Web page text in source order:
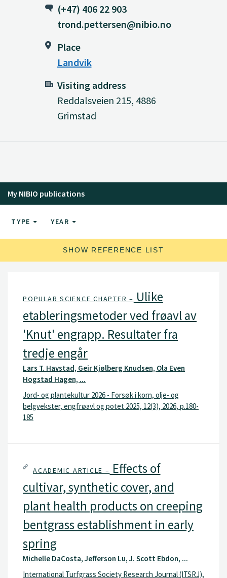
(+47) 406 22 903
trond.pettersen@nibio.no
Place
Landvik
Visiting address
Reddalsveien 215, 4886
Grimstad
My NIBIO publications
TYPE YEAR
SHOW REFERENCE LIST
POPULAR SCIENCE CHAPTER – Ulike
etableringsmetoder ved frøavl av
'Knut' engrapp. Resultater fra
tredje engår
Lars T. Havstad, Geir Kjølberg Knudsen, Ola Even
Hogstad Hagen, ...
Jord- og plantekultur 2026 - Forsøk i korn, olje- og
belgvekster, engfrøavl og potet 2025, 12(3), 2026, p.180-
185
ACADEMIC ARTICLE – Effects of
cultivar, synthetic cover, and
plant health products on creeping
bentgrass establishment in early
spring
Michelle DaCosta, Jefferson Lu, J. Scott Ebdon, ...
International Turfgrass Society Research Journal (ITSRJ),